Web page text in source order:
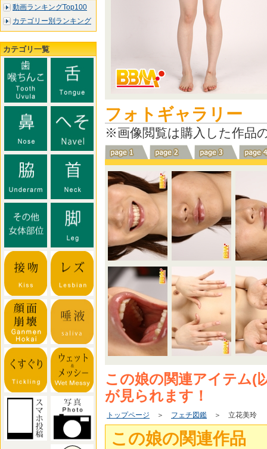
動画ランキングTop100
カテゴリー別ランキング
カテゴリ一覧
フォトギャラリー
※画像閲覧は購入した作品
この娘の関連アイテム(
が見られます！
トップページ ＞ フェチ図鑑 ＞ 立花美玲
この娘の関連作品